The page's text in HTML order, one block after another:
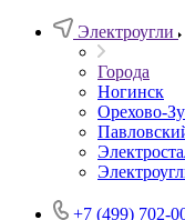
Электроугли
Города
Ногинск
Орехово-
+7 (499) 702-